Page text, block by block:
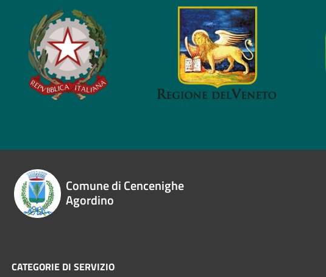
Comune di Cencenighe
Agordino
CATEGORIE DI SERVIZIO